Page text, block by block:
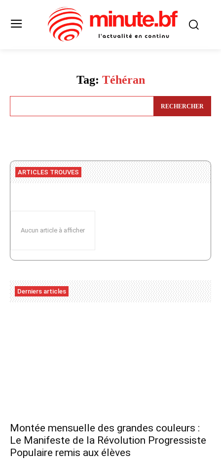
Tag: Téhéran
RECHERCHER
ARTICLES TROUVES
Aucun article à afficher
Derniers articles
Montée mensuelle des grandes couleurs :
Le Manifeste de la Révolution Progressiste
Populaire remis aux élèves